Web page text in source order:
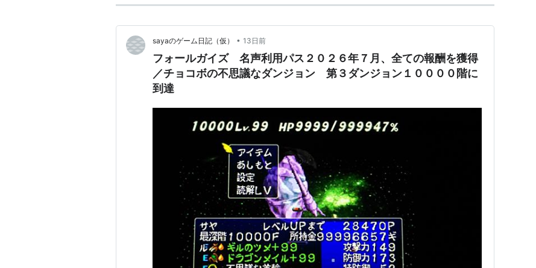
sayaのゲーム日記（仮） • 13日前
フォールガイズ 名声利用パス２０２６年７月、全ての報酬を獲得
／チョコボの不思議なダンジョン 第３ダンジョン１００００階に
到達